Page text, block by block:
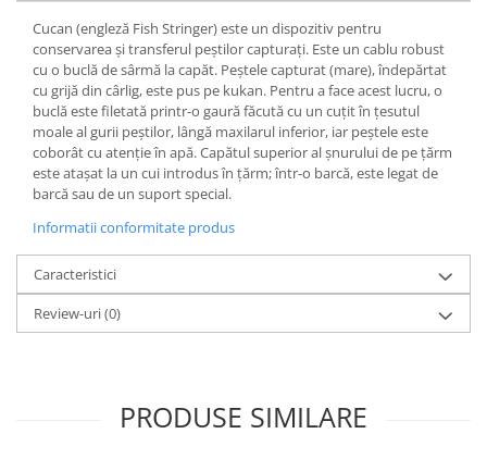
Momeala artificiala
Seminte si mix de seminte
Aditivi, arome, dipuri
Pescuit la copca
Bagajerie pescuit
Genti
Lazi
Huse
Penare
Altele
Rucsac
Cucan (engleză Fish Stringer) este un dispozitiv pentru
conservarea și transferul peștilor capturați. Este un cablu robust
cu o buclă de sârmă la capăt. Peștele capturat (mare), îndepărtat
cu grijă din cârlig, este pus pe kukan. Pentru a face acest lucru, o
buclă este filetată printr-o gaură făcută cu un cuțit în țesutul
moale al gurii peștilor, lângă maxilarul inferior, iar peștele este
coborât cu atenție în apă. Capătul superior al șnurului de pe țărm
este atașat la un cui introdus în țărm; într-o barcă, este legat de
barcă sau de un suport special.
Informatii conformitate produs
Caracteristici
Review-uri(0)
PRODUSE SIMILARE